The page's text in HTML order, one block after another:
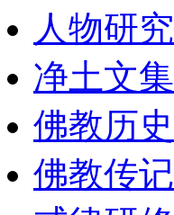
人物研究
净土文集
佛教历史
佛教传记